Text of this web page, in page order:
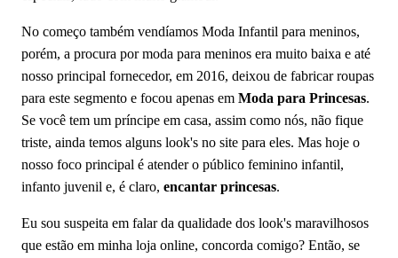
No começo também vendíamos Moda Infantil para meninos,
porém, a procura por moda para meninos era muito baixa e até
nosso principal fornecedor, em 2016, deixou de fabricar roupas
para este segmento e focou apenas em Moda para Princesas.
Se você tem um príncipe em casa, assim como nós, não fique
triste, ainda temos alguns look's no site para eles. Mas hoje o
nosso foco principal é atender o público feminino infantil,
infanto juvenil e, é claro, encantar princesas.
Eu sou suspeita em falar da qualidade dos look's maravilhosos
que estão em minha loja online, concorda comigo? Então, se